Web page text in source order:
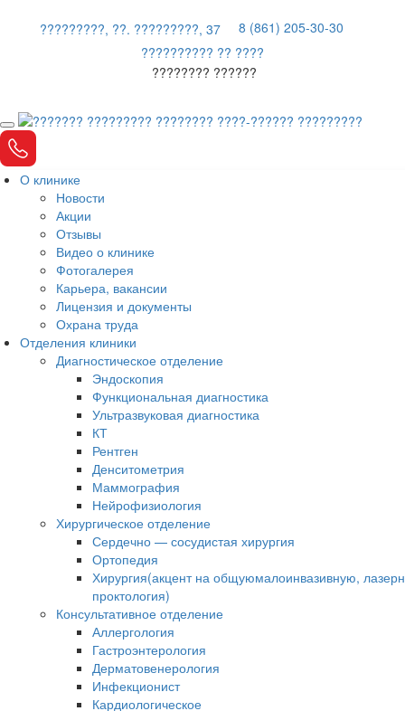
?????????, ??. ?????????, 37
8 (861) 205-30-30
?????????? ?? ????
???????? ??????
О клинике
Новости
Акции
Отзывы
Видео о клинике
Фотогалерея
Карьера, вакансии
Лицензия и документы
Охрана труда
Отделения клиники
Диагностическое отделение
Эндоскопия
Функциональная диагностика
Ультразвуковая диагностика
КТ
Рентген
Денситометрия
Маммография
Нейрофизиология
Хирургическое отделение
Сердечно — сосудистая хирургия
Ортопедия
Хирургия(акцент на общуюмалоинвазивную,
проктология)
Консультативное отделение
Аллергология
Гастроэнтерология
Дерматовенерология
Инфекционист
Кардиологическое